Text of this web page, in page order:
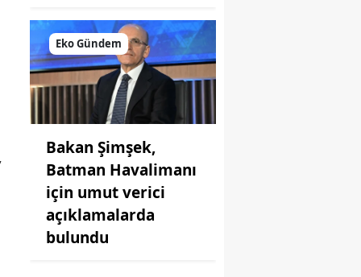
Eko Gündem
Bakan Şimşek,
Batman Havalimanı
için umut verici
açıklamalarda
bulundu